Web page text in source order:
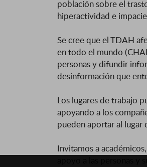
población sobre el
hiperactividad e
Se cree que el TDAH
en todo el mundo
personas y difundir
desinformación que
Los lugares de trabajo
apoyando a los
pueden aportar al lugar
Invitamos a
apoyo a las personas